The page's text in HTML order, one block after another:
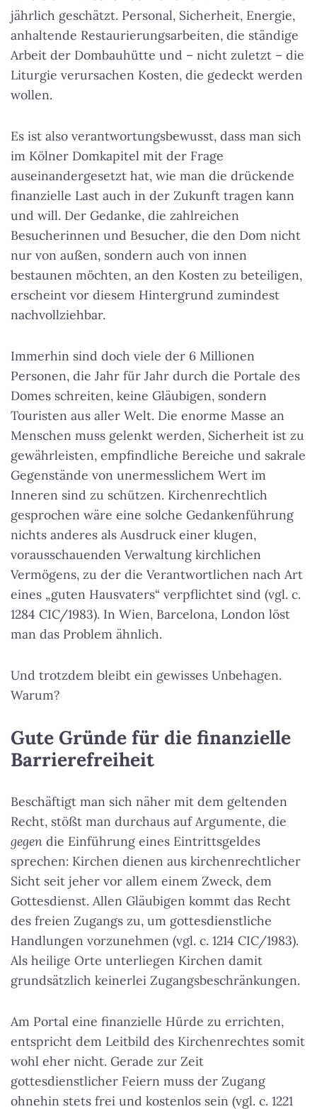
jährlich geschätzt. Personal, Sicherheit, Energie,
anhaltende Restaurierungsarbeiten, die ständige
Arbeit der Dombauhütte und – nicht zuletzt – die
Liturgie verursachen Kosten, die gedeckt werden
wollen.
Es ist also verantwortungsbewusst, dass man sich
im Kölner Domkapitel mit der Frage
auseinandergesetzt hat, wie man die drückende
finanzielle Last auch in der Zukunft tragen kann
und will. Der Gedanke, die zahlreichen
Besucherinnen und Besucher, die den Dom nicht
nur von außen, sondern auch von innen
bestaunen möchten, an den Kosten zu beteiligen,
erscheint vor diesem Hintergrund zumindest
nachvollziehbar.
Immerhin sind doch viele der 6 Millionen
Personen, die Jahr für Jahr durch die Portale des
Domes schreiten, keine Gläubigen, sondern
Touristen aus aller Welt. Die enorme Masse an
Menschen muss gelenkt werden, Sicherheit ist zu
gewährleisten, empfindliche Bereiche und sakrale
Gegenstände von unermesslichem Wert im
Inneren sind zu schützen. Kirchenrechtlich
gesprochen wäre eine solche Gedankenführung
nichts anderes als Ausdruck einer klugen,
vorausschauenden Verwaltung kirchlichen
Vermögens, zu der die Verantwortlichen nach Art
eines „guten Hausvaters“ verpflichtet sind (vgl. c.
1284 CIC/1983). In Wien, Barcelona, London löst
man das Problem ähnlich.
Und trotzdem bleibt ein gewisses Unbehagen.
Warum?
Gute Gründe für die finanzielle
Barrierefreiheit
Beschäftigt man sich näher mit dem geltenden
Recht, stößt man durchaus auf Argumente, die
gegen die Einführung eines Eintrittsgeldes
sprechen: Kirchen dienen aus kirchenrechtlicher
Sicht seit jeher vor allem einem Zweck, dem
Gottesdienst. Allen Gläubigen kommt das Recht
des freien Zugangs zu, um gottesdienstliche
Handlungen vorzunehmen (vgl. c. 1214 CIC/1983).
Als heilige Orte unterliegen Kirchen damit
grundsätzlich keinerlei Zugangsbeschränkungen.
Am Portal eine finanzielle Hürde zu errichten,
entspricht dem Leitbild des Kirchenrechtes somit
wohl eher nicht. Gerade zur Zeit
gottesdienstlicher Feiern muss der Zugang
ohnehin stets frei und kostenlos sein (vgl. c. 1221